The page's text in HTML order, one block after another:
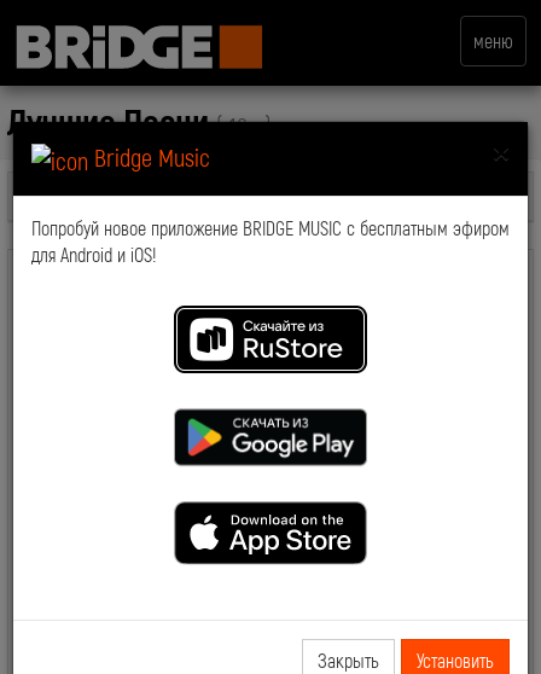
меню
×
Bridge Music
Попробуй новое приложение BRIDGE MUSIC с бесплатным эфиром
для Android и iOS!
Закрыть Установить
Лучшие Песни( 16+ )
Все передачи
Лучшие Песни - основной эфир телеканала BRIDGE Русский Хит.
Лучшие клипы всех времен и музыкальных направлений.
успевших стать классикой.